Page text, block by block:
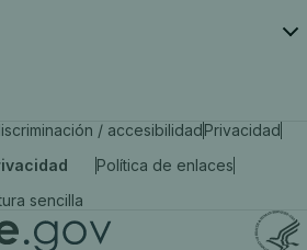
/ accesibilidadPrivacidad
Política de enlaces
sencilla